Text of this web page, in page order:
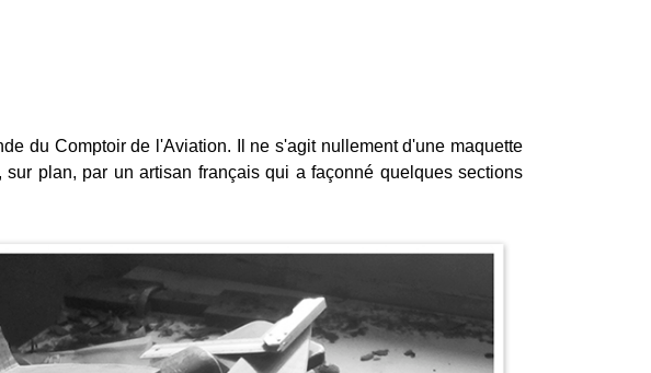
du Comptoir de l'Aviation. Il ne s'agit nullement d'une maquette
plan, par un artisan français qui a façonné quelques sections